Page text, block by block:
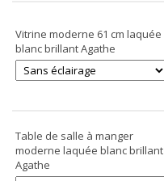
Vitrine moderne 61 cm laquée
blanc brillant Agathe
Table de salle à manger
moderne laquée blanc brillant
Agathe